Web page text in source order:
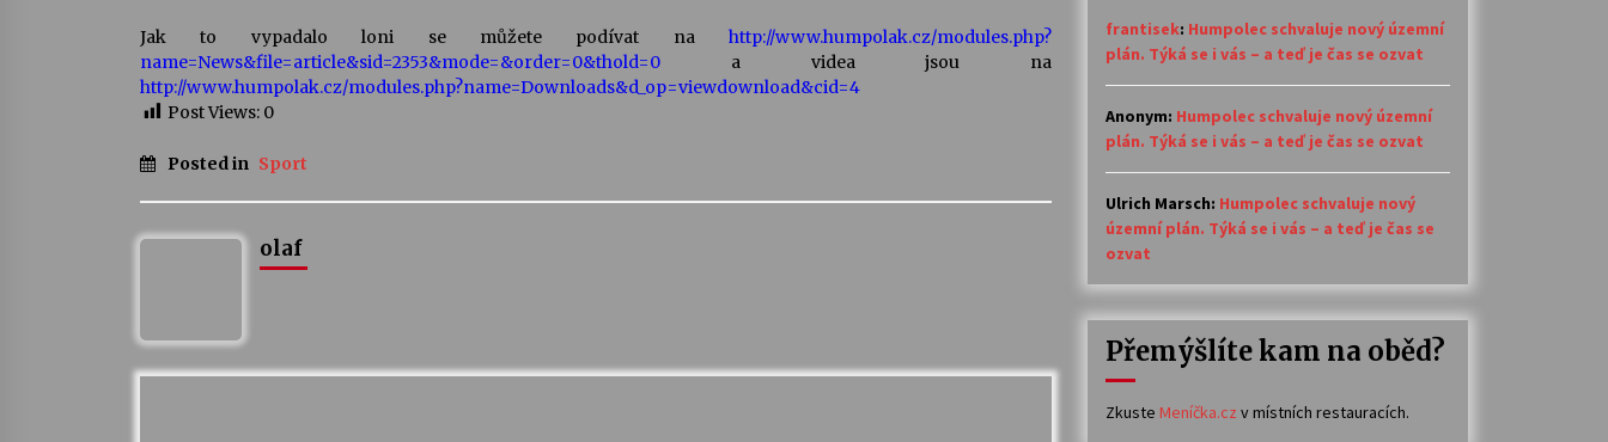
Jak to vypadalo loni se můžete podívat na http://www.humpolak.cz/modules.php?
name=News&file=article&sid=2353&mode=&order=0&thold=0 a videa jsou na
http://www.humpolak.cz/modules.php?name=Downloads&d_op=viewdownload&cid=4
Post Views: 0
Posted in Sport
olaf
frantisek: Humpolec schvaluje nový územní
plán. Týká se i vás – a teď je čas se ozvat
Anonym: Humpolec schvaluje nový územní
plán. Týká se i vás – a teď je čas se ozvat
Ulrich Marsch: Humpolec schvaluje nový
územní plán. Týká se i vás – a teď je čas se
ozvat
Přemýšlíte kam na oběd?
Zkuste Meníčka.cz v místních restauracích.